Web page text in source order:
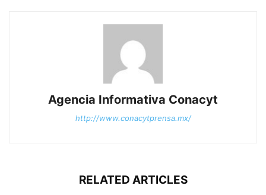
Agencia Informativa Conacyt
http://www.conacytprensa.mx/
RELATED ARTICLES